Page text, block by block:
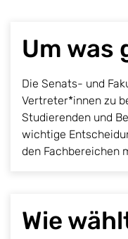
Um was
Die Senats- und
Vertreter*innen zu
Studierenden und
wichtige
den Fachbereichen
Wie